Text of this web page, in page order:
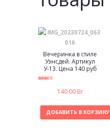
Вечеринка в стиле
Уэнсдей. Артикул
У-13. Цена 140 руб
140.00 Br
ДОБАВИТЬ В КОРЗИНУ